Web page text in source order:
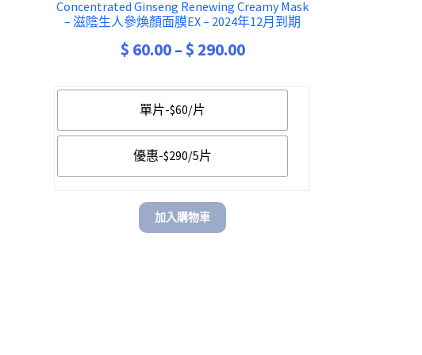
Concentrated Ginseng Renewing Creamy Mask
– 滋陰生人參煥顏面膜EX – 2024年12月到期
$ 60.00 –$ 290.00Price
through
單片-$60/片
優惠-$290/5片
加入購物車